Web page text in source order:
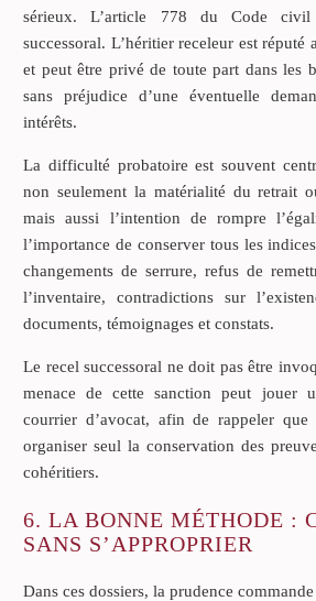
sérieux. L’article 778 du Code
successoral. L’héritier receleur est réputé
et peut être privé de toute part dans les
sans préjudice d’une éventuelle
intérêts.
La difficulté probatoire est souvent
non seulement la matérialité du retrait
mais aussi l’intention de rompre
l’importance de conserver tous les
changements de serrure, refus de
l’inventaire, contradictions sur
documents, témoignages et constats.
Le recel successoral ne doit pas être
menace de cette sanction peut jouer
courrier d’avocat, afin de rappeler
organiser seul la conservation des
cohéritiers.
6. LA BONNE MÉTHODE :
SANS S’APPROPRIER
Dans ces dossiers, la prudence